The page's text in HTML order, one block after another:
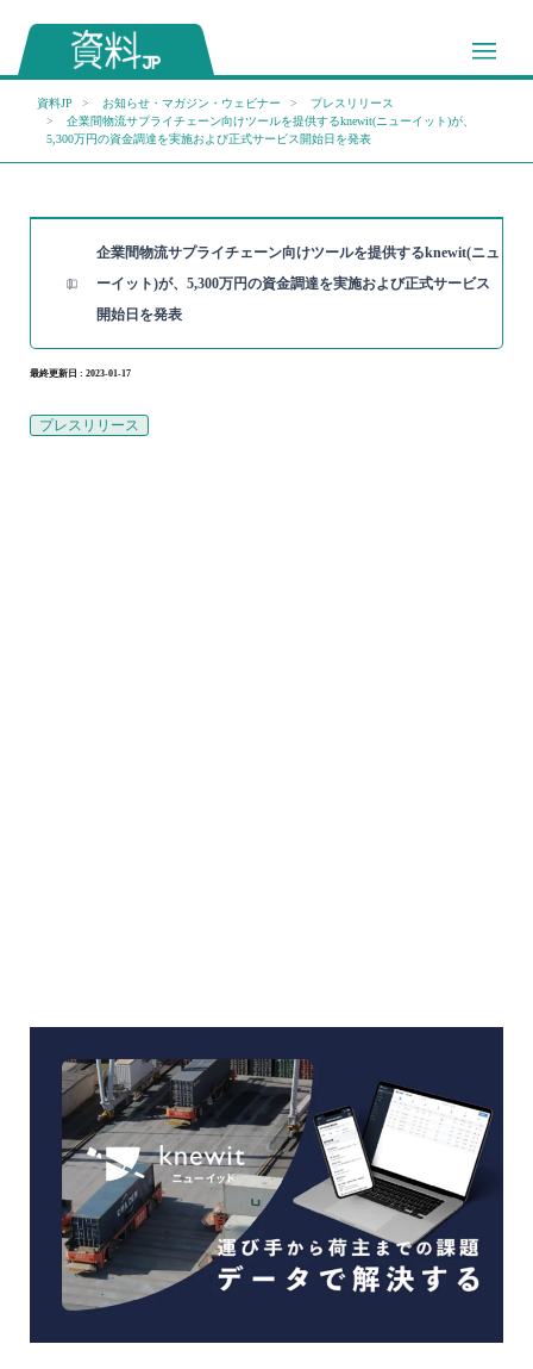
資料JP お知らせ・マガジン・ウェビナー
プレスリリース
企業間物流サプライチェーン向けツールを提供するknewit(ニューイット)が、
5,300万円の資金調達を実施および正式サービス開始日を発表
企業間物流サプライチェーン向けツールを提供するknewit(ニュ
ーイット)が、5,300万円の資金調達を実施および正式サービス
開始日を発表
最終更新日 : 2023-01-17
プレスリリース